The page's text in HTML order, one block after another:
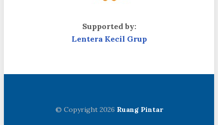
Supported by:
Lentera Kecil Grup
© Copyright 2026 Ruang Pintar